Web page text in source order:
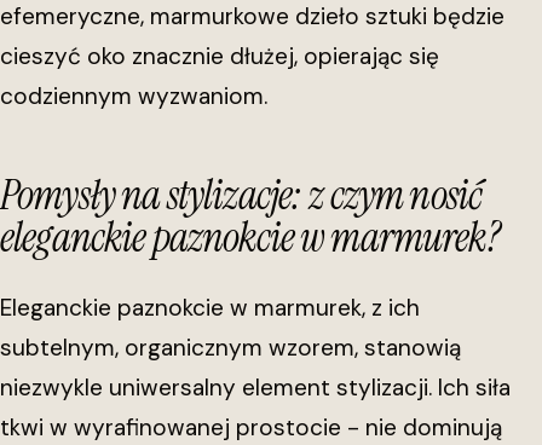
efemeryczne, marmurkowe dzieło sztuki będzie
cieszyć oko znacznie dłużej, opierając się
codziennym wyzwaniom.
Pomysły na stylizacje: z czym nosić
eleganckie paznokcie w marmurek?
Eleganckie paznokcie w marmurek, z ich
subtelnym, organicznym wzorem, stanowią
niezwykle uniwersalny element stylizacji. Ich siła
tkwi w wyrafinowanej prostocie - nie dominują